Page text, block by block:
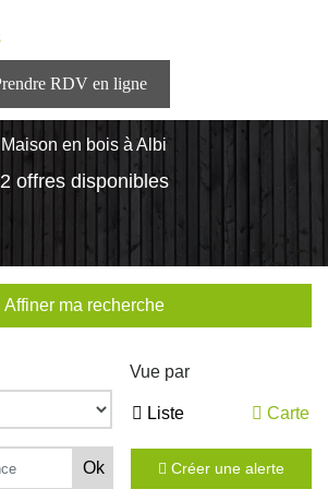
Maison en bois à Albi
2 offres disponibles
Affiner ma recherche
Vue par
Liste Carte
Créer une alerte